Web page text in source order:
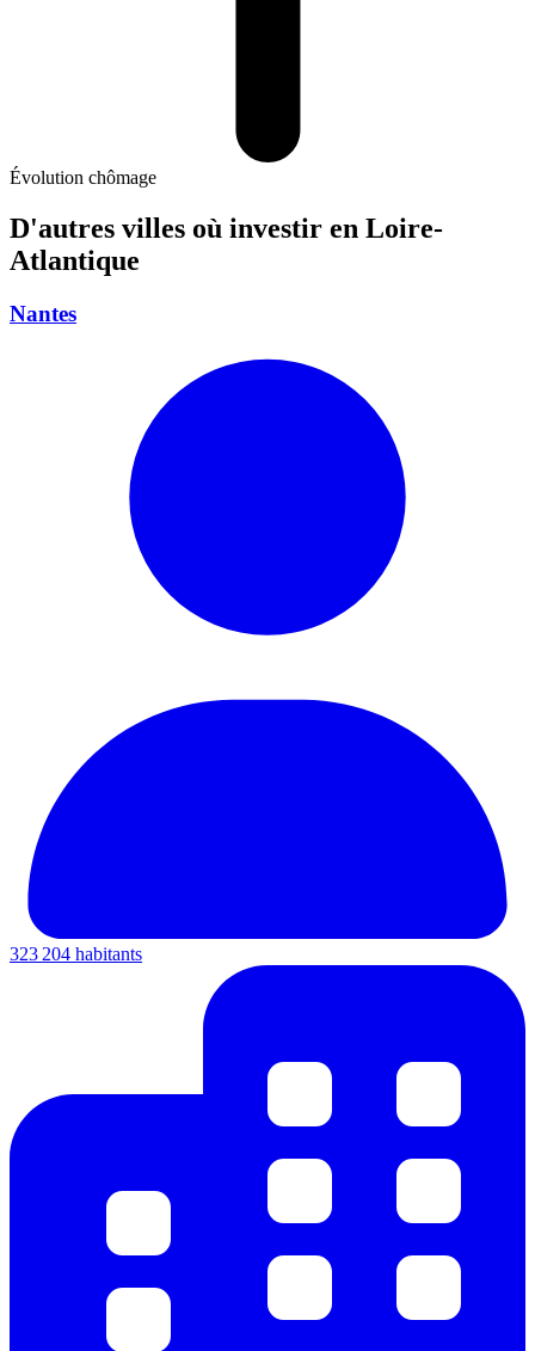
Évolution chômage
D'autres villes où investir en Loire-
Atlantique
Nantes
323 204 habitants